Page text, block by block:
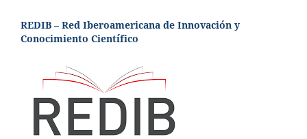
REDIB – Red Iberoamericana de Innovación y
Conocimiento Científico